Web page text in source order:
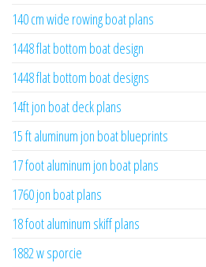
140 cm wide rowing boat plans
1448 flat bottom boat design
1448 flat bottom boat designs
14ft jon boat deck plans
15 ft aluminum jon boat blueprints
17 foot aluminum jon boat plans
1760 jon boat plans
18 foot aluminum skiff plans
1882 w sporcie